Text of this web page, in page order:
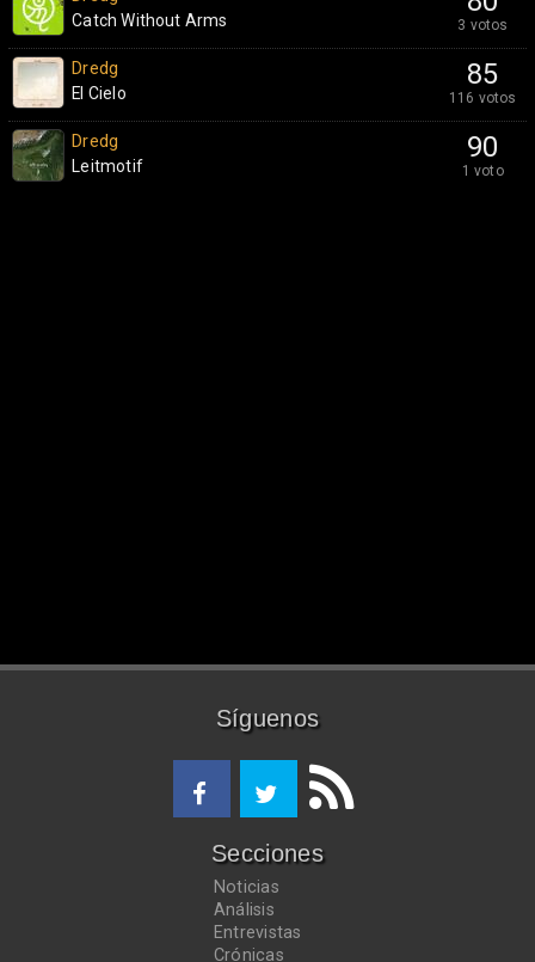
3 votos
Catch Without Arms
85
116 votos
Dredg
El Cielo
90
1 voto
Dredg
Leitmotif
Síguenos
Secciones
Noticias
Análisis
Entrevistas
Crónicas